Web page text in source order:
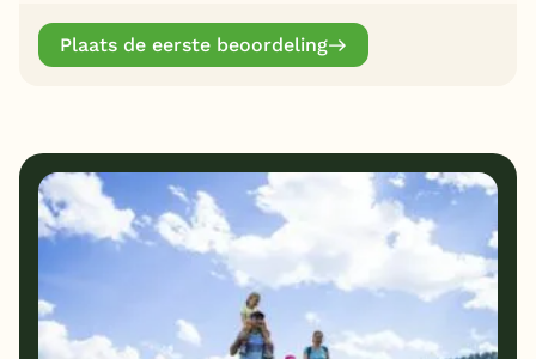
Plaats de eerste beoordeling